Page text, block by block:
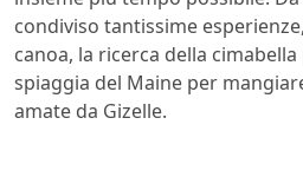
condiviso tantissime
canoa, la ricerca della
spiaggia del Maine per
amate da Gizelle.